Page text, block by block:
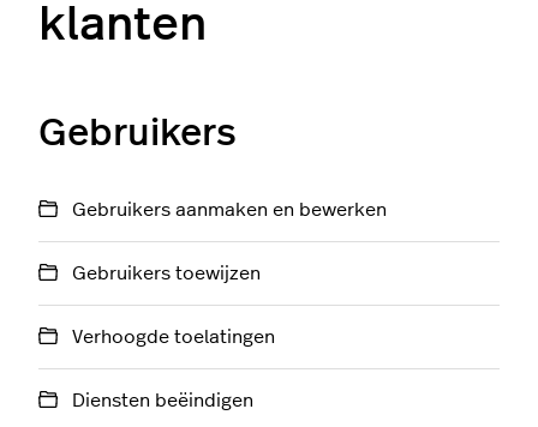
klanten
Gebruikers
Gebruikers aanmaken en bewerken
Gebruikers toewijzen
Verhoogde toelatingen
Diensten beëindigen